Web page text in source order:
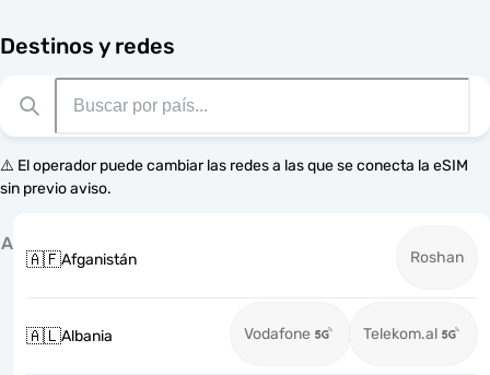
Destinos y redes
⚠️ El operador puede cambiar las redes a las que se conecta la eSIM
sin previo aviso.
A
🇦🇫Afganistán Roshan
🇦🇱Albania Vodafone Telekom.al